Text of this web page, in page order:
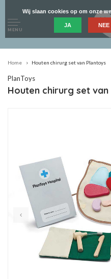
MENU
Home Houten chirurg set van Plantoys
PlanToys
Houten chirurg set van
Wij slaan cookies op om onze
JA NEE